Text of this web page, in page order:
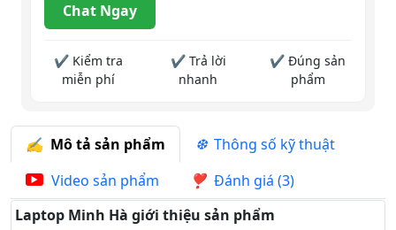
Chat Ngay
✔ Kiểm tra
miễn phí
✔ Trả lời
nhanh
✔ Đúng sản
phẩm
Mô tả sản phẩm
Thông số kỹ thuật
Video sản phẩm
Đánh giá (3)
Laptop Minh Hà giới thiệu sản phẩm